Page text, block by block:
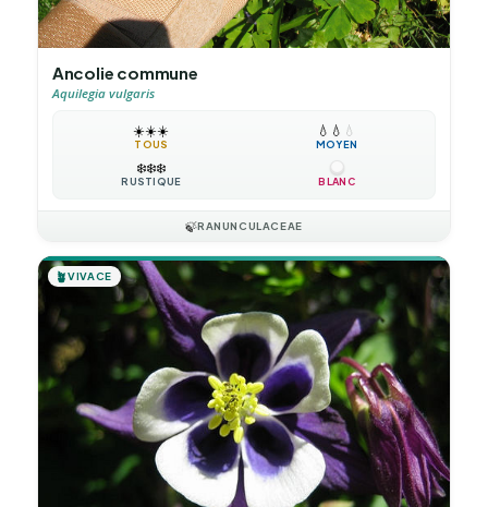
Ancolie commune
Aquilegia vulgaris
☀️☀️☀️
TOUS
💧 💧 💧
MOYEN
❄️❄️❄️
RUSTIQUE BLANC
🍃RANUNCULACEAE
🪴VIVACE